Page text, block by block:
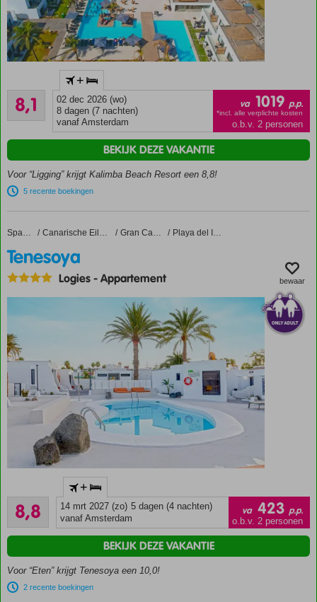
Moderne
met
Afrikaanse
touch
Direct aan
zandstrand
Internationale
Tip van Cor:
Pool Access
Only
leeftijd
8,1
Zeer goed
768
beoordelingen
+
02 dec 2026 (wo)
8 dagen (7 nachten)
vanaf Amsterdam
va 1019 p.p.
*incl. alle verplichte kosten
o.b.v. 2 personen
Voor “Ligging” krijgt Kalimba Beach Resort een 8,8!
5 recente boekingen
BEKIJK DEZE VAKANTIE
Home Canarische Eilanden Gran Canaria Playa del Ingles
Tenesoya
Tenesoya
Logies-Appartement bewaar
Only Adult
accommodatie;
min. leeftijd is
18 jaar
Kleinschalig
Op
8,8
Aanrader
130
beoordelingen
+
14 mrt 2027 (zo) 5 dagen (4 nachten)
vanaf Amsterdam
va 423 p.p.
o.b.v. 2 personen
Voor “Eten” krijgt Tenesoya een 10,0!
2 recente boekingen
BEKIJK DEZE VAKANTIE